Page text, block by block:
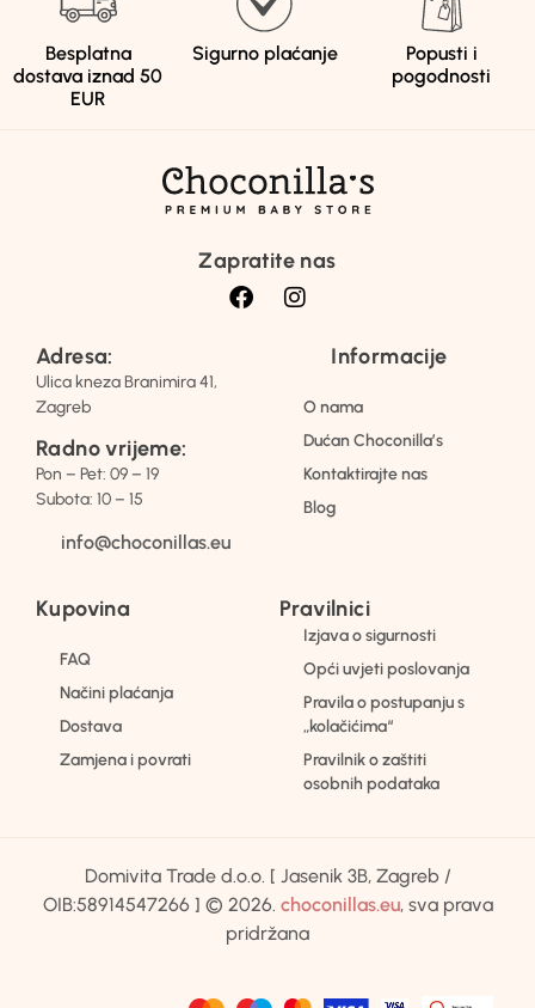
Besplatna
dostava iznad 50
EUR
Sigurno plaćanje
Popusti i
pogodnosti
Zapratite nas
Adresa:
Ulica kneza Branimira 41,
Zagreb
Radno vrijeme:
Pon – Pet: 09 – 19
Subota: 10 – 15
info@choconillas.eu
Informacije
O nama
Dućan Choconilla’s
Kontaktirajte nas
Blog
Kupovina
FAQ
Načini plaćanja
Dostava
Zamjena i povrati
Pravilnici
Izjava o sigurnosti
Opći uvjeti poslovanja
Pravila o postupanju s
„kolačićima“
Pravilnik o zaštiti
osobnih podataka
Domivita Trade d.o.o. [ Jasenik 3B, Zagreb /
OIB:58914547266 ] © 2026. choconillas.eu, sva prava
pridržana